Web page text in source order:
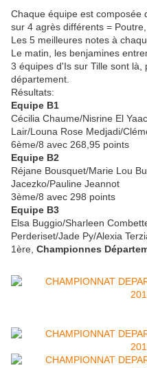
Chaque équipe est composée
sur 4 agrès différents =
Les 5 meilleures notes à
Le matin, les benjamines
3 équipes d'Is sur Tille sont
département.
Résultats:
Equipe B1
Cécilia Chaume/Nisrine El
Lair/Louna Rose Medjadi/
6ème/8 avec 268,95 points
Equipe B2
Réjane Bousquet/Marie Lou
Jacezko/Pauline Jeannot
3ème/8 avec 298 points
Equipe B3
Elsa Buggio/Sharleen
Perderiset/Jade Py/Alexia
1ère, Championnes